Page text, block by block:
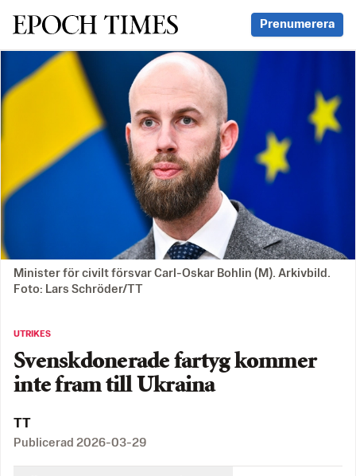
Svenska Epoch Times Prenumerera
Minister för civilt försvar Carl-Oskar Bohlin (M). Arkivbild.
Foto: Lars Schröder/TT
UTRIKES
Svenskdonerade fartyg kommer
inte fram till Ukraina
TT
Publicerad 2026-03-29